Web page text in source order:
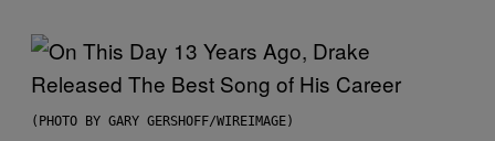
(PHOTO BY GARY GERSHOFF/WIREIMAGE)